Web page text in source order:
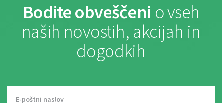
Bodite obveščeni o vseh
naših novostih, akcijah in
dogodkih